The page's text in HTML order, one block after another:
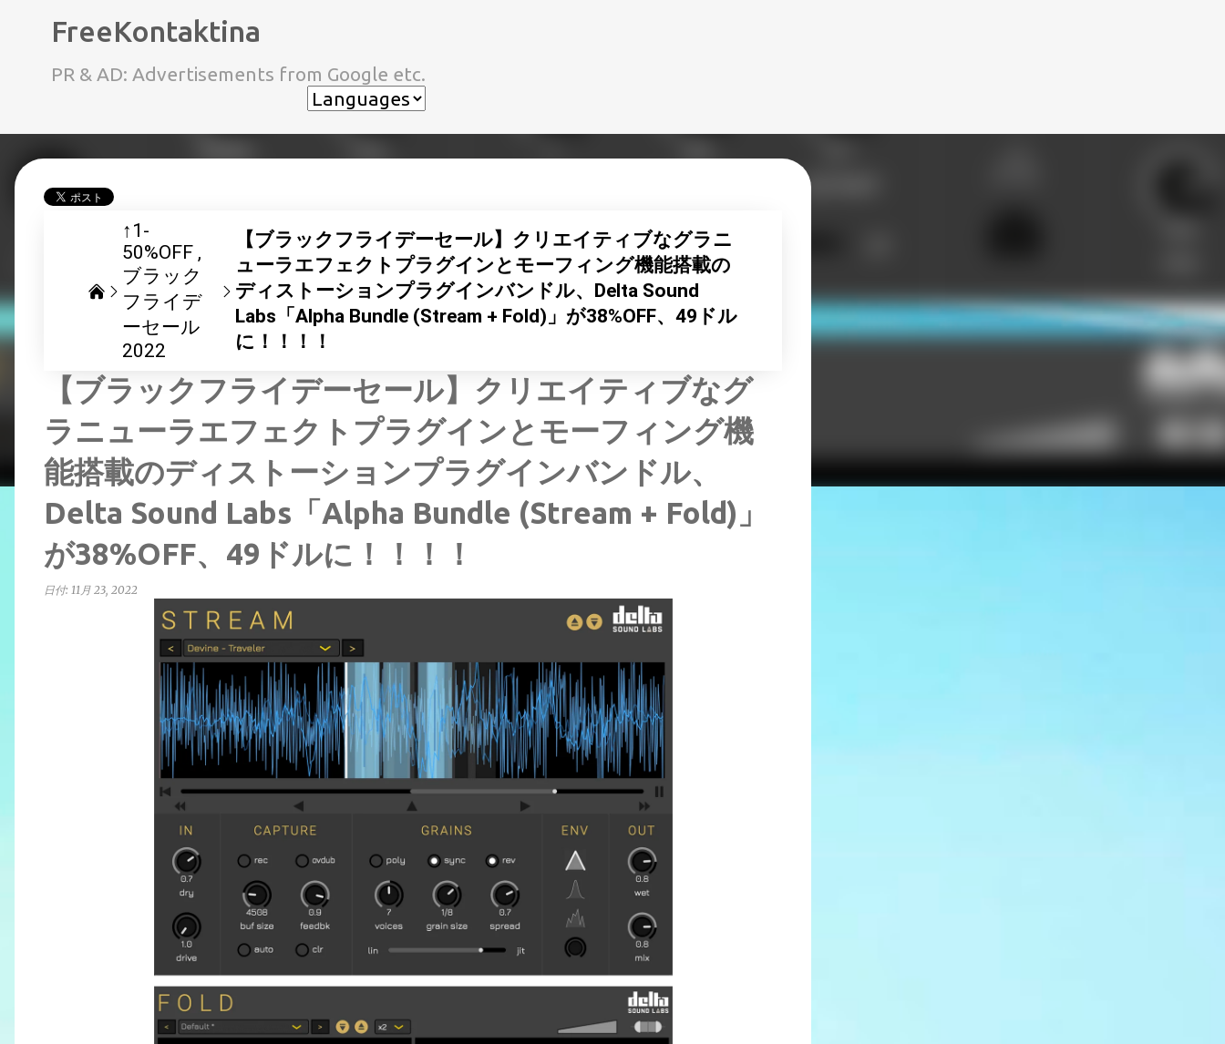
FreeKontaktina
PR & AD: Advertisements from Google etc.
↑1-
50%OFF
ブラック
フライデ
ーセール
2022
【ブラックフライデーセール】クリエイティブなグラニ
ューラエフェクトプラグインとモーフィング機能搭載の
ディストーションプラグインバンドル、Delta Sound
Labs「Alpha Bundle (Stream + Fold)」が38%OFF、49ドル
に！！！！
【ブラックフライデーセール】クリエイティブなグ
ラニューラエフェクトプラグインとモーフィング機
能搭載のディストーションプラグインバンドル、
Delta Sound Labs「Alpha Bundle (Stream + Fold)」
が38%OFF、49ドルに！！！！
日付: 11月 23, 2022